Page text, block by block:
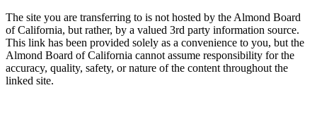
The site you are transferring to is not hosted by the Almond Board
of California, but rather, by a valued 3rd party information source.
This link has been provided solely as a convenience to you, but the
Almond Board of California cannot assume responsibility for the
accuracy, quality, safety, or nature of the content throughout the
linked site.